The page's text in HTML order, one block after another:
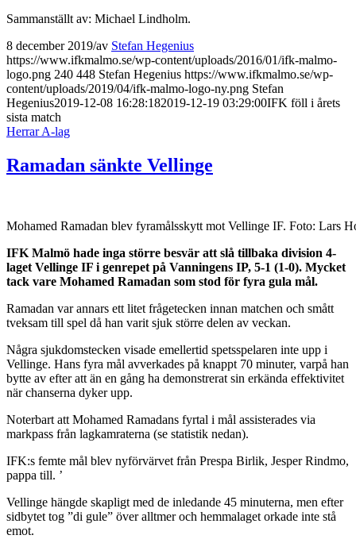
Sammanställt av: Michael Lindholm.
8 december 2019/av Stefan Hegenius
https://www.ifkmalmo.se/wp-content/uploads/2016/01/ifk-malmo-
logo.png 240 448 Stefan Hegenius https://www.ifkmalmo.se/wp-
content/uploads/2019/04/ifk-malmo-logo-ny.png Stefan
Hegenius2019-12-08 16:28:182019-12-19 03:29:00IFK föll i årets
sista match
Herrar A-lag
Ramadan sänkte Vellinge
Mohamed Ramadan blev fyramålsskytt mot Vellinge IF. Foto: Lars
IFK Malmö hade inga större besvär att slå tillbaka division 4-
laget Vellinge IF i genrepet på Vanningens IP, 5-1 (1-0). Mycket
tack vare Mohamed Ramadan som stod för fyra gula mål.
Ramadan var annars ett litet frågetecken innan matchen och smått
tveksam till spel då han varit sjuk större delen av veckan.
Några sjukdomstecken visade emellertid spetsspelaren inte upp i
Vellinge. Hans fyra mål avverkades på knappt 70 minuter, varpå han
bytte av efter att än en gång ha demonstrerat sin erkända effektivitet
när chanserna dyker upp.
Noterbart att Mohamed Ramadans fyrtal i mål assisterades via
markpass från lagkamraterna (se statistik nedan).
IFK:s femte mål blev nyförvärvet från Prespa Birlik, Jesper Rindmo,
pappa till. ’
Vellinge hängde skapligt med de inledande 45 minuterna, men efter
sidbytet tog ”di gule” över alltmer och hemmalaget orkade inte stå
emot.